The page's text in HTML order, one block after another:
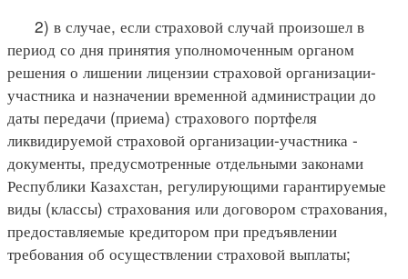
2) в случае, если страховой случай произошел в
период со дня принятия уполномоченным органом
решения о лишении лицензии страховой организации-
участника и назначении временной администрации до
даты передачи (приема) страхового портфеля
ликвидируемой страховой организации-участника -
документы, предусмотренные отдельными законами
Республики Казахстан, регулирующими гарантируемые
виды (классы) страхования или договором страхования,
предоставляемые кредитором при предъявлении
требования об осуществлении страховой выплаты;